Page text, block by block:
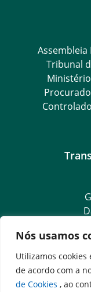
Nós usamos
Utilizamos cookies
de acordo com a
de Cookies , ao
Assembleia
Tribunal
e-SIC – Serviço